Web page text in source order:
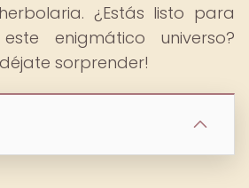
¿Estás listo para
enigmático universo?
sorprender!